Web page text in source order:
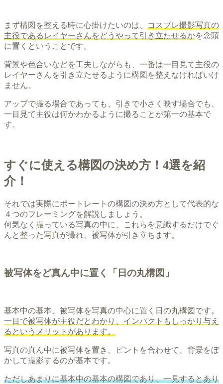
まず構図を整える時に心掛けたいのは、
コスプレ撮影写真の
主役であるレイヤーさんをどうやって引き立たせるかを念頭
に置くということです。
背景や色合いなどを工夫しながらも、一番は一目見て主役の
レイヤーさんを引き立たせるように構図を整えなければいけ
ません。
アップで撮る場合であっても、引きで小さく映す場合でも、
一目見て主役は何かわかるように撮ることが第一の基本で
す。
すぐに使える構図の決め方！4選を紹
介！
それでは実際にポートレートの構図の決め方として代表的な
４つのフレーミングを解説しましょう。
何気なく撮っている写真の中に、これらを意識するだけでぐ
んと整った写真が撮れ、被写体が引き立ちます。
被写体をど真ん中に置く「日の丸構図」
基本中の基本、被写体を写真の中心に置く日の丸構図です。
一目で被写体が主役だとわかり、インパクトもしっかり与え
るというメリットがあります。
写真の真ん中に被写体を置き、ピントを合わせて、背景をぼ
かして撮影するのが基本です。
ただしあまりに基本中の基本の構図であり、一見するとあり